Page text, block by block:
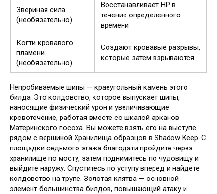
Звериная сила
(необязательно)
Восстанавливает HP в
течение определенного
времени
Когти кровавого
пламени
(необязательно)
Создают кровавые разрывы,
которые затем взрываются
Непробиваемые шипы — краеугольный камень этого
билда. Это колдовство, которое выпускает шипы,
наносящие физический урон и увеличивающие
кровотечение, работая вместе со шкалой арканов
Материнского посоха. Вы можете взять его на выступе
рядом с вершиной Хранилища образцов в Shadow Keep. С
площадки седьмого этажа благодати пройдите через
хранилище по мосту, затем поднимитесь по чудовищу и
выйдите наружу. Спуститесь по уступу вперед и найдете
колдовство на трупе. Золотая клятва — основной
элемент большинства билдов, повышающий атаку и